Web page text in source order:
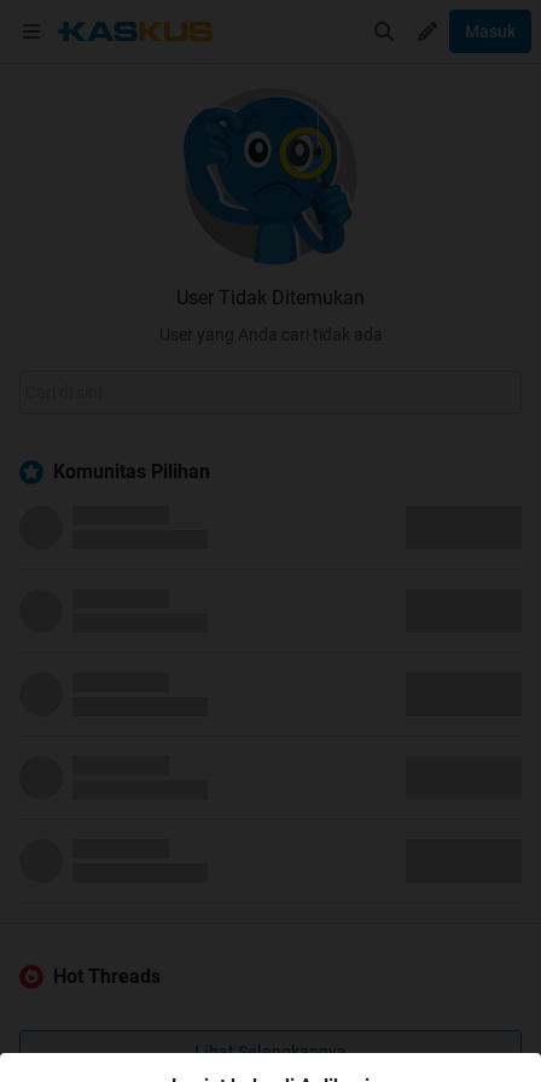
Masuk
User Tidak Ditemukan
User yang Anda cari tidak ada
Komunitas Pilihan
Hot Threads
Lihat Selengkapnya